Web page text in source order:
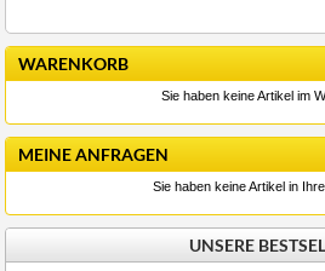
WARENKORB
Sie haben keine Artikel im
MEINE ANFRAGEN
Sie haben keine Artikel in
UNSERE